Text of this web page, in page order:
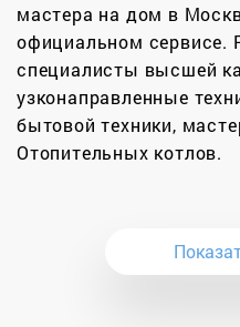
мастера на дом в
официальном сервисе.
специалисты высшей
узконаправленные
бытовой техники,
Отопительных котлов.
11000 котлов в Москве